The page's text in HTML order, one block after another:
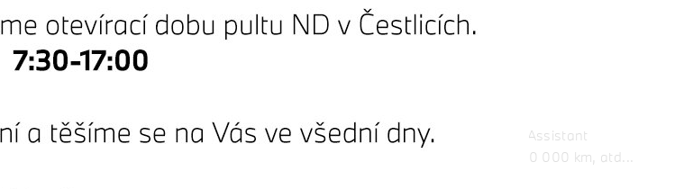
plynulého dovírání dveří Soft-Close, Aktivní ventilace předních sedadel , Driving Assistant
System , Repair Inclusive - 3 roky / 200 000 km, Service Inclusive - 5 let / 100 000 km, atd...